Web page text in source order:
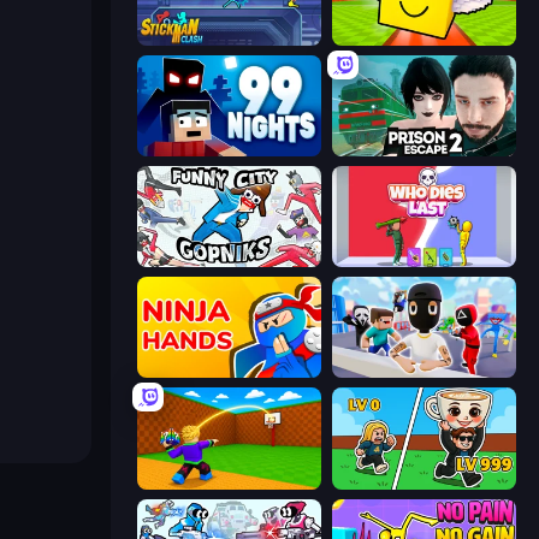
Stickman Clash Lucky Brainrot Blocks Online
99 Nights (Bloxd.io) Prison Escape 2
Funny City: Gopniks Who Dies Last?
Ninja Hands
Throw a Lucky Block Brainrot Arena Online